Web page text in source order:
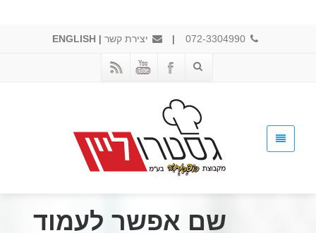
072-3304990
| יצירת קשר |
ENGLISH
שם אפשר לעמוד